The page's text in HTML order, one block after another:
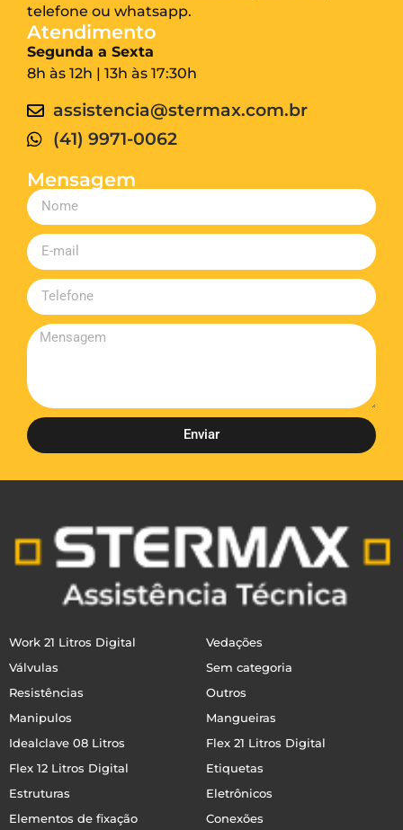
telefone ou whatsapp.
Atendimento
Segunda a Sexta
8h às 12h | 13h às 17:30h
assistencia@stermax.com.br
(41) 9971-0062
Mensagem
Enviar
Work 21 Litros Digital
Vedações
Válvulas
Sem categoria
Resistências
Outros
Manipulos
Mangueiras
Idealclave 08 Litros
Flex 21 Litros Digital
Flex 12 Litros Digital
Etiquetas
Estruturas
Eletrônicos
Elementos de fixação
Conexões